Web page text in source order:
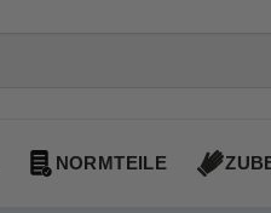
NORMTEILE